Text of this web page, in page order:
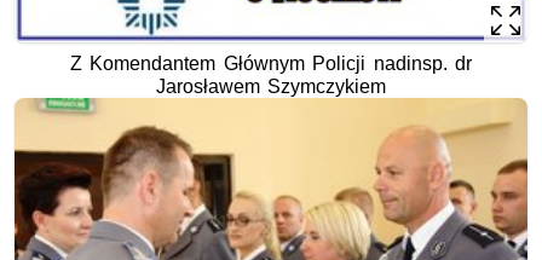
Z Komendantem Głównym Policji nadinsp. dr
Jarosławem Szymczykiem